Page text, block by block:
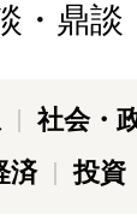
・鼎談
社会・
済 投資